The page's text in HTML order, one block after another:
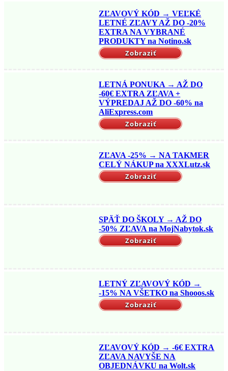
ZĽAVOVÝ KÓD → VEĽKÉ
LETNÉ ZĽAVY AŽ DO -20%
EXTRA NA VYBRANÉ
PRODUKTY na Notino.sk
Zobraziť
LETNÁ PONUKA → AŽ DO
-60€ EXTRA ZĽAVA +
VÝPREDAJ AŽ DO -60% na
AliExpress.com
Zobraziť
ZĽAVA -25% → NA TAKMER
CELÝ NÁKUP na XXXLutz.sk
Zobraziť
SPÄŤ DO ŠKOLY → AŽ DO
-50% ZĽAVA na MojNabytok.sk
Zobraziť
LETNÝ ZĽAVOVÝ KÓD →
-15% NA VŠETKO na Shooos.sk
Zobraziť
ZĽAVOVÝ KÓD → -6€ EXTRA
ZĽAVA NAVYŠE NA
OBJEDNÁVKU na Wolt.sk